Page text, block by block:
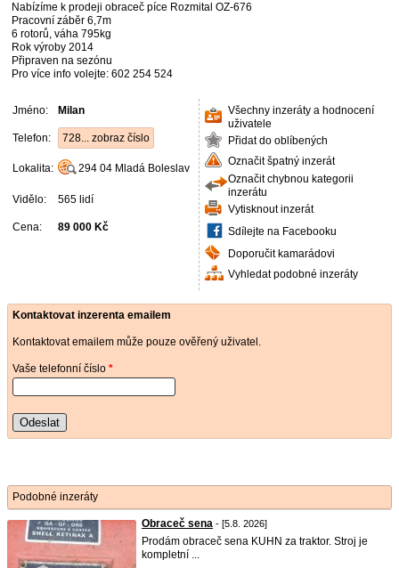
Nabízíme k prodeji obraceč píce Rozmital OZ-676
Pracovní záběr 6,7m
6 rotorů, váha 795kg
Rok výroby 2014
Připraven na sezónu
Pro více info volejte: 602 254 524
Jméno: Milan
Telefon: 728... zobraz číslo
Lokalita: 294 04 Mladá Boleslav
Vidělo: 565 lidí
Cena: 89 000 Kč
Všechny inzeráty a hodnocení
uživatele
Přidat do oblíbených
Označit špatný inzerát
Označit chybnou kategorii
inzerátu
Vytisknout inzerát
Sdílejte na Facebooku
Doporučit kamarádovi
Vyhledat podobné inzeráty
Kontaktovat inzerenta emailem
Kontaktovat emailem může pouze ověřený uživatel.
Vaše telefonní číslo *
Odeslat
Podobné inzeráty
Obraceč sena - [5.8. 2026]
Prodám obraceč sena KUHN za traktor. Stroj je
kompletní ...